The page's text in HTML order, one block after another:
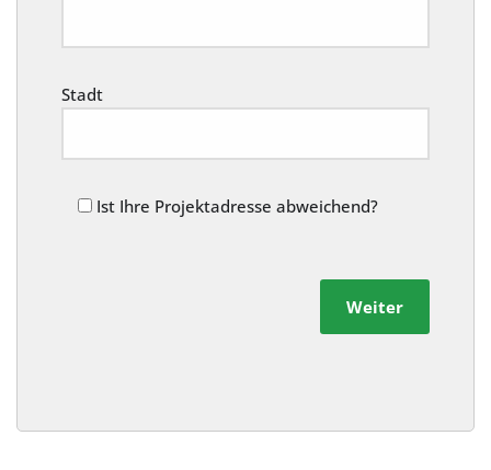
Stadt
Ist Ihre Projektadresse abweichend?
Weiter
Alternative: